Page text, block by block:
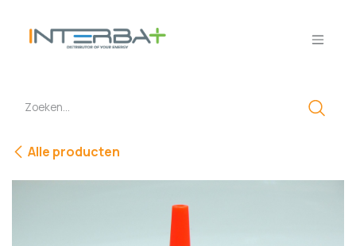
Alle producten